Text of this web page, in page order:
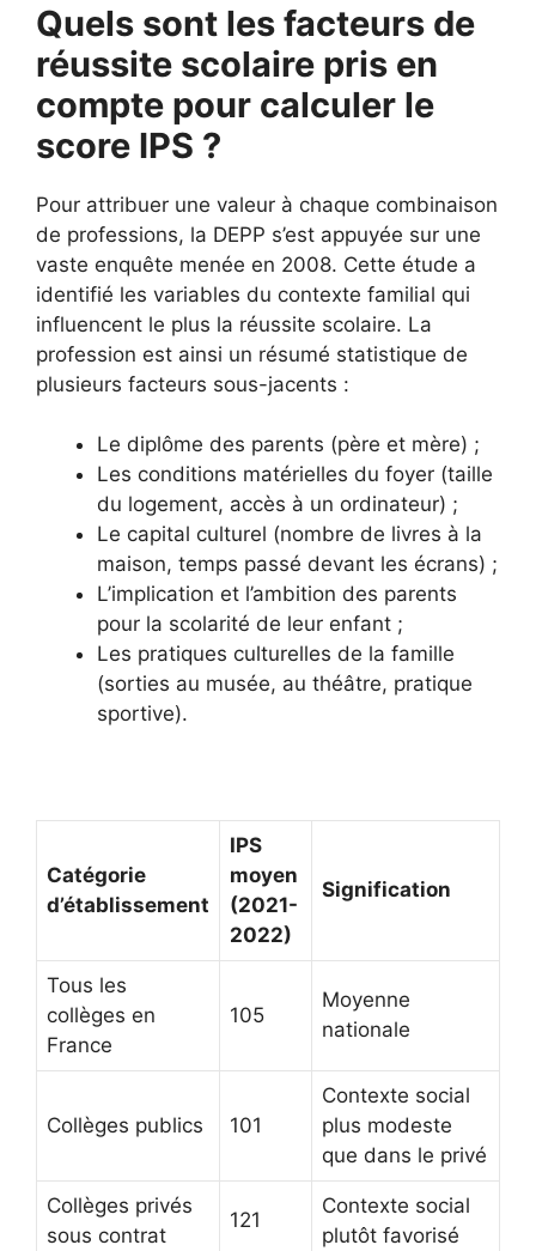
Quels sont les facteurs de
réussite scolaire pris en
compte pour calculer le
score IPS ?
Pour attribuer une valeur à chaque combinaison
de professions, la DEPP s’est appuyée sur une
vaste enquête menée en 2008. Cette étude a
identifié les variables du contexte familial qui
influencent le plus la réussite scolaire. La
profession est ainsi un résumé statistique de
plusieurs facteurs sous-jacents :
Le diplôme des parents (père et mère) ;
Les conditions matérielles du foyer (taille
du logement, accès à un ordinateur) ;
Le capital culturel (nombre de livres à la
maison, temps passé devant les écrans) ;
L’implication et l’ambition des parents
pour la scolarité de leur enfant ;
Les pratiques culturelles de la famille
(sorties au musée, au théâtre, pratique
sportive).
Catégorie
d’établissement
IPS
moyen
(2021-
2022)
Signification
Tous les
collèges en
France
105
Moyenne
nationale
Collèges publics 101
Contexte social
plus modeste
que dans le privé
Collèges privés
sous contrat
121
Contexte social
plutôt favorisé